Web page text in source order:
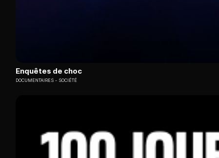
Enquêtes de choc
DOCUMENTAIRES SOCIÉTÉ